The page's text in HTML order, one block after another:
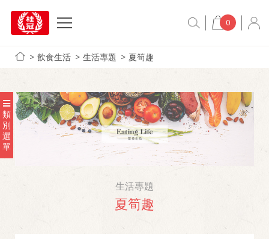
0
飲食生活 生活專題 夏筍趣
類
別
選
單
生活專題
夏筍趣